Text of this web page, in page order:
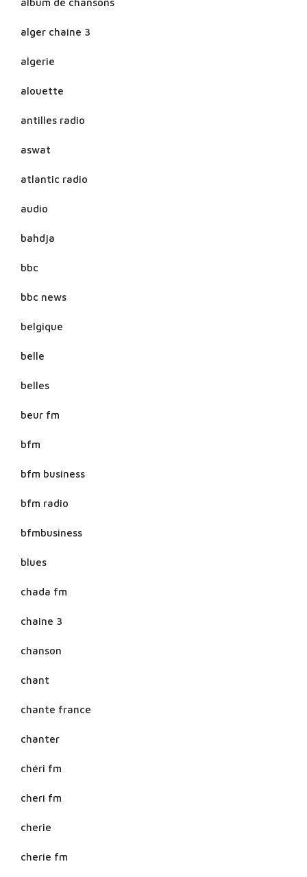
album de chansons
alger chaine 3
algerie
alouette
antilles radio
aswat
atlantic radio
audio
bahdja
bbc
bbc news
belgique
belle
belles
beur fm
bfm
bfm business
bfm radio
bfmbusiness
blues
chada fm
chaine 3
chanson
chant
chante france
chanter
chéri fm
cheri fm
cherie
cherie fm